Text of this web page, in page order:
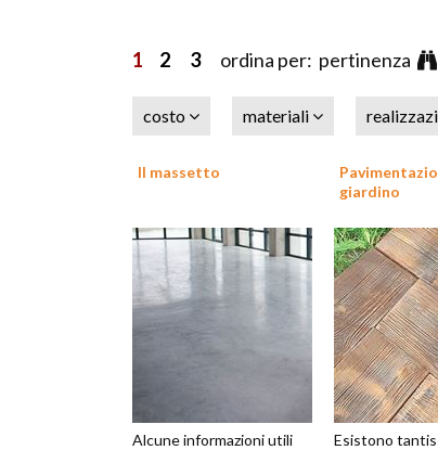
1 2 3ordina per: pertinenza
costo materiali
Il massetto
Alcune informazioni utili
giardino
Esistono